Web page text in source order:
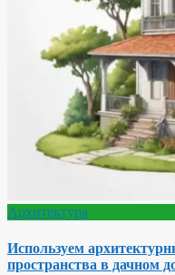
Архитектура
Используем
пространства в дачном